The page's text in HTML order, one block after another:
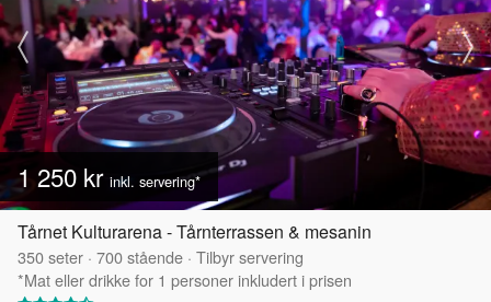
1 250 kr inkl. servering*
Tårnet Kulturarena - Tårnterrassen & mesanin
350seter · 700stående · Tilbyr servering
*Mat eller drikke for 1 personer inkludert i prisen